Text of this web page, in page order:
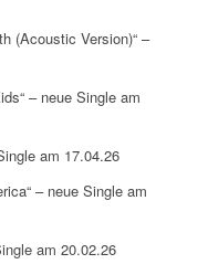
(Acoustic Version)“ –
– neue Single am
am 17.04.26
– neue Single am
am 20.02.26